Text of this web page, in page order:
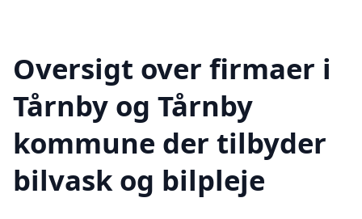
Oversigt over firmaer i
Tårnby og Tårnby
kommune der tilbyder
bilvask og bilpleje